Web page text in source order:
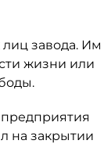
завода. Им
жизни или
на закрытии